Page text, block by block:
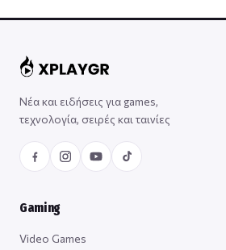
Νέα και ειδήσεις για games,
τεχνολογία, σειρές και ταινίες
Gaming
Video Games